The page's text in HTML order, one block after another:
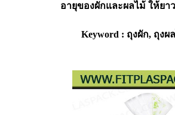
อายุของผักและผลไม้ ให้ย
Keyword : ถุงผัก, ถุงผ